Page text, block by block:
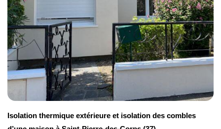
Isolation thermique extérieure et isolation des combles